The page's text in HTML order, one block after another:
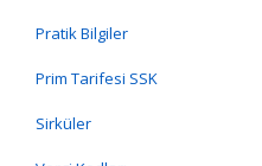
Pratik Bilgiler
Prim Tarifesi SSK
Sirküler